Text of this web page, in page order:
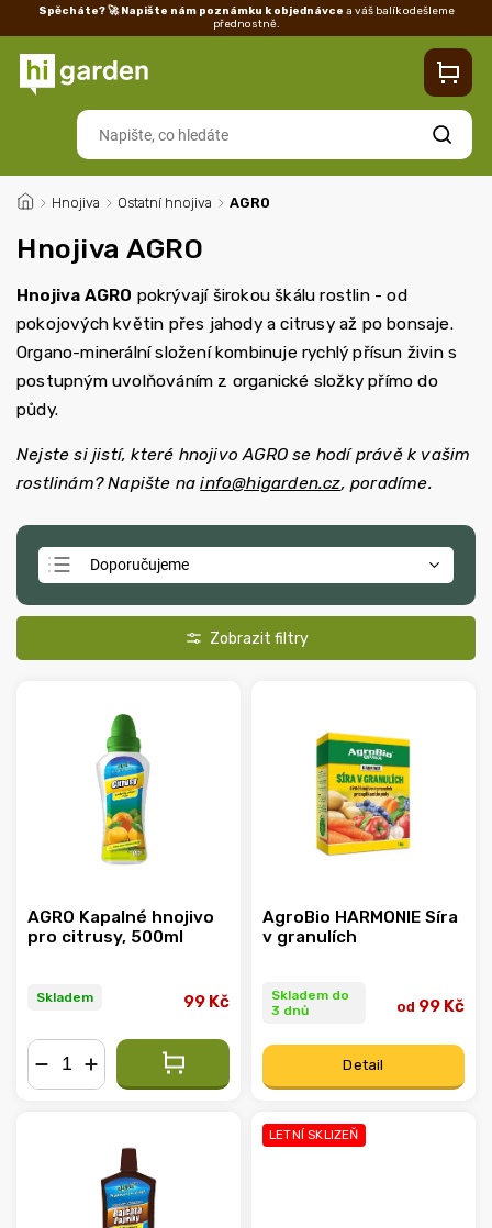
Spěcháte? 🚀 Napište nám poznámku k objednávce a váš balík odešleme
přednostně.
Vrácení/reklamace
Hledat
/ Hnojiva / Ostatní hnojiva / AGRO
Hnojiva AGRO
Hnojiva AGRO pokrývají širokou škálu rostlin - od
pokojových květin přes jahody a citrusy až po bonsaje.
Organo-minerální složení kombinuje rychlý přísun živin s
postupným uvolňováním z organické složky přímo do
půdy.
Nejste si jistí, které hnojivo AGRO se hodí právě k vašim
rostlinám? Napište nainfo@higarden.cz, poradíme.
Doporučujeme
Nejlevnější
AGRO Kapalné hnojivo
pro citrusy, 500ml
Skladem 99 Kč
AgroBio HARMONIE Síra
v granulích
Skladem do
3 dnů
od 99 Kč
Detail
LETNÍ SKLIZEŇ